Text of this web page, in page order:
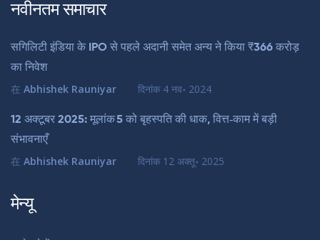
नवीनतम समाचार
सगिलिटी इंडिया के IPO से पहले अदानी समेत अन्य ने किया ₹366 करोड़
का निवेश
在 Abhishek Rauniyar दिनांक 4 नव॰ 2024
12 अक्टूबर 2025: मूलांक 5 को बृहस्पति की धाक, वित्त‑काम में बड़ी
संभावनाएँ
在 Abhishek Rauniyar दिनांक 12 अक्तू॰ 2025
मेन्यू